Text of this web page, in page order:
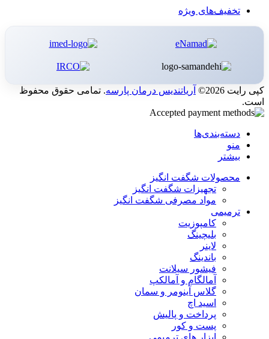
تخفیف‌های ویژه
کپی رایت 2026© آریاتندیس درمان پارسه. تمامی حقوق محفوظ
است.
دسته‌بندی‌ها
منو
بیشتر
محصولات شگفت انگیز
تجهیزات شگفت انگیز
مواد مصرفی شگفت انگیز
ترمیمی
کامپوزیت
بلیچینگ
لاینر
باندینگ
فیشور سیلانت
آمالگام و آمالکپ
گلاس آینومر و سمان
اسید اچ
پرداخت و پالیش
پست و کور